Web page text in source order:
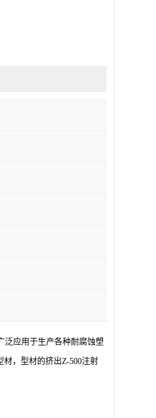
泛应用于生产各种耐腐蚀塑
材，型材的挤出Z-500注射